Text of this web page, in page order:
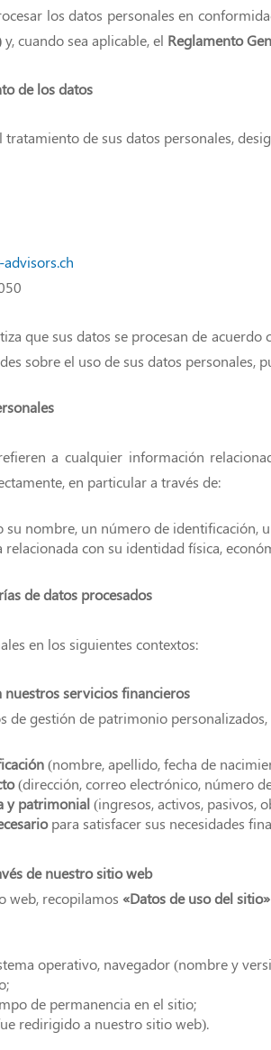
los datos personales en
y, cuando sea aplicable, el Reglamento
de los datos
de sus datos personales,
que sus datos se procesan de
sobre el uso de sus datos
a cualquier información
en particular a través de:
su nombre, un número de identificación,
con su identidad física,
de datos procesados
en los siguientes contextos:
nuestros servicios financieros
de gestión de patrimonio
(nombre, apellido, fecha de
(dirección, correo electrónico, número
y patrimonial(ingresos, activos, pasivos,
para satisfacer sus necesidades
de nuestro sitio web
web, recopilamos«Datos de uso del sitio»
operativo, navegador (nombre y
de permanencia en el sitio;
redirigido a nuestro sitio web).